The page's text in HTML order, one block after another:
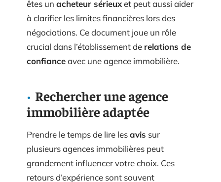
êtes un acheteur sérieuxet peut aussi aider
à clarifier les limites financières lors des
négociations. Ce document joue un rôle
crucial dans l’établissement de relations de
confianceavec une agence immobilière.
Rechercher une agence
immobilière adaptée
Prendre le temps de lire lesavis sur
plusieurs agences immobilières peut
grandement influencer votre choix. Ces
retours d’expérience sont souvent